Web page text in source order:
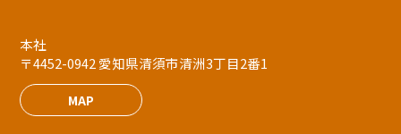
本社
〒4452-0942 愛知県清須市清洲3丁目2番1
MAP